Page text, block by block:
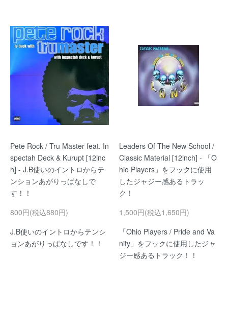
Pete Rock / Tru Master feat. In
spectah Deck & Kurupt [12inc
h] - J.B使いのイントロからテ
ンションあがりっぱなしで
す！！
800円(税込880円)
J.B使いのイントロからテンシ
ョンあがりっぱなしです！！
Leaders Of The New School /
Classic Material [12inch] - 「O
hio Players」をフックに使用
したジャジー感あるトラッ
ク！
1,500円(税込1,650円)
「Ohio Players / Pride and Va
nity」をフックに使用したジャ
ジー感あるトラック！！